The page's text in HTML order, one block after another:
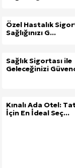
Özel Hastalık
Sağlığınızı G...
Sağlık Sigortası ile
Geleceğinizi
Kınalı Ada Otel:
İçin En İdeal Seç...